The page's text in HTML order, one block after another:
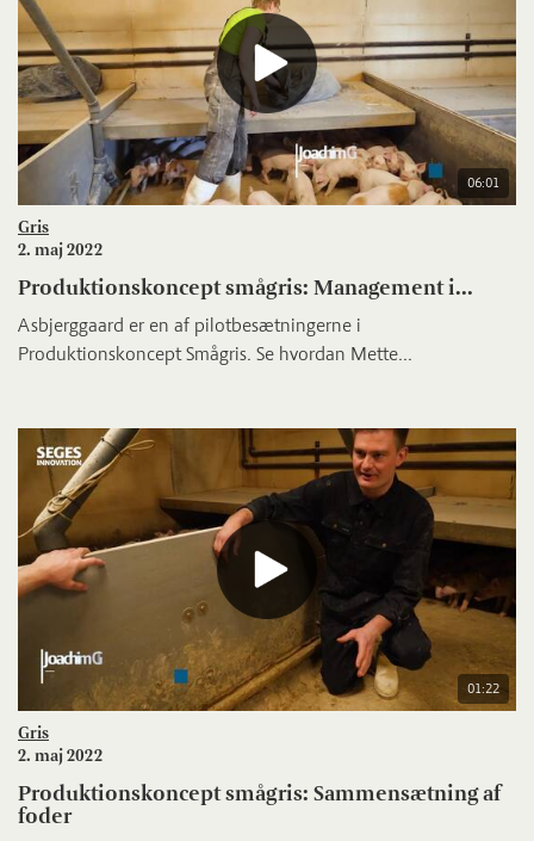
06:01
Gris
2. maj 2022
Produktionskoncept smågris: Management i...
Asbjerggaard er en af pilotbesætningerne i
Produktionskoncept Smågris. Se hvordan Mette...
01:22
Gris
2. maj 2022
Produktionskoncept smågris: Sammensætning af
foder